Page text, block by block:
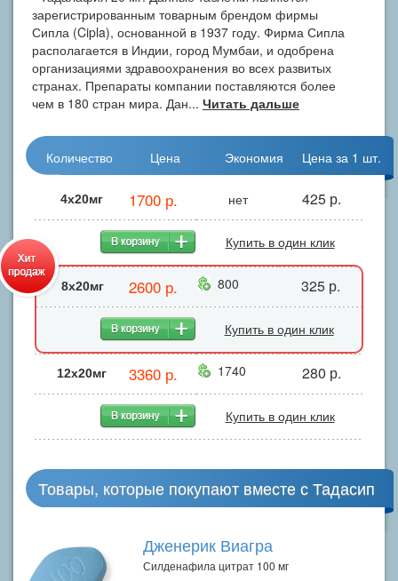
зарегистрированным товарным брендом фирмы
Сипла (Cipla), основанной в 1937 году. Фирма Сипла
располагается в Индии, город Мумбаи, и одобрена
организациями здравоохранения во всех развитых
странах. Препараты компании поставляются более
чем в 180 стран мира. Дан... Читать дальше
Количество Цена Экономия Цена за 1 шт.
4x20мг 1700 р. нет 425 р.
Купить в один клик
8x20мг 2600 р. 800 325 р.
Купить в один клик
12x20мг 3360 р. 1740 280 р.
Купить в один клик
Товары, которые покупают вместе с Тадасип
Дженерик Виагра
Силденафила цитрат 100 мг